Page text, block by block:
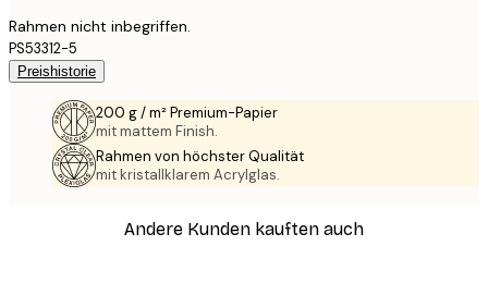
Rahmen nicht inbegriffen.
PS53312-5
Preishistorie
200 g / m² Premium-Papier
mit mattem Finish.
Rahmen von höchster Qualität
mit kristallklarem Acrylglas.
Andere Kunden kauften auch